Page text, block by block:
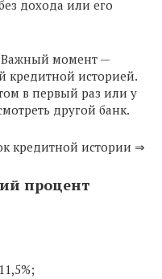
дохода или его
Важный момент —
кредитной историей.
в первый раз или у
другой банк.
кредитной истории ⇒
процент